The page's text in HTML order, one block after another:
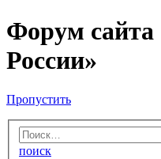
Форум
России»
Пропустить
поиск